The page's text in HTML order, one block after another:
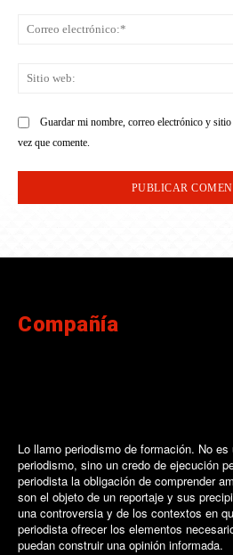
Guardar mi nombre, correo electrónico y
vez que comente.
Compañía
Lo llamo periodismo de formación. No
periodismo, sino un credo de ejecución
periodista la obligación de comprender
son el objeto de un reportaje y sus
una controversia y de los contextos en
periodista ofrecer los elementos
puedan construir una opinión informada.